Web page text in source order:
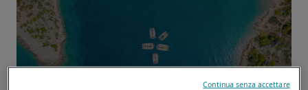
Continua senza accettare